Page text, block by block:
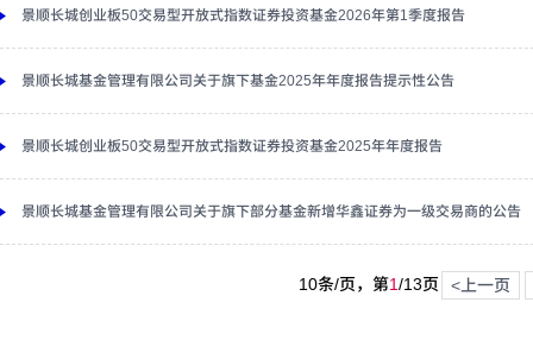
景顺长城创业板50交易型开放式指数证券投资基金2026年第1季度报告
景顺长城基金管理有限公司关于旗下基金2025年年度报告提示性公告
景顺长城创业板50交易型开放式指数证券投资基金2025年年度报告
景顺长城基金管理有限公司关于旗下部分基金新增华鑫证券为一级交易商的公告
10条/页，第1/13页 <上一页